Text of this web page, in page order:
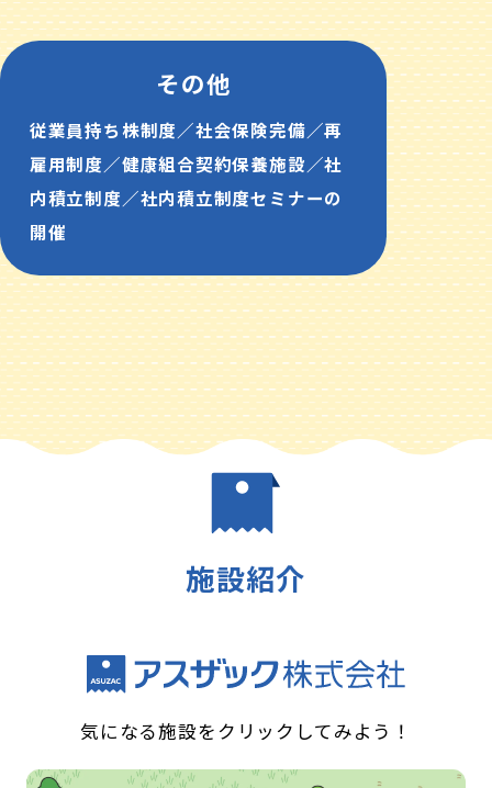
その他
従業員持ち株制度／社会保険完備／再
雇用制度／健康組合契約保養施設／社
内積立制度／社内積立制度セミナーの
開催
施設紹介
気になる施設をクリックしてみよう！